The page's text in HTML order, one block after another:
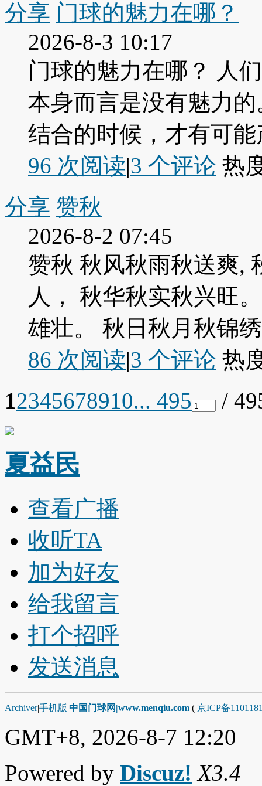
分享 门球的魅力在哪？
2026-8-3 10:17
门球的魅力在哪？ 人
本身而言是没有魅力
结合的时候，才有可
96 次阅读|3 个评论 热
分享 赞秋
2026-8-2 07:45
赞秋 秋风秋雨秋送爽,
人， 秋华秋实秋兴旺
雄壮。 秋日秋月秋锦
86 次阅读|3 个评论 热
12345678910... 495 /
夏益民
查看广播
收听TA
加为好友
给我留言
打个招呼
发送消息
Archiver|手机版|中国门球网|www.menqiu.com ( 京ICP备
GMT+8, 2026-8-7 12:20
Powered by Discuz! X3.4